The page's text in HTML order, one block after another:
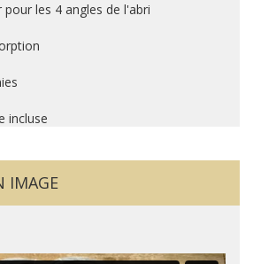
pour les 4 angles de l'abri
incluse
IMAGE